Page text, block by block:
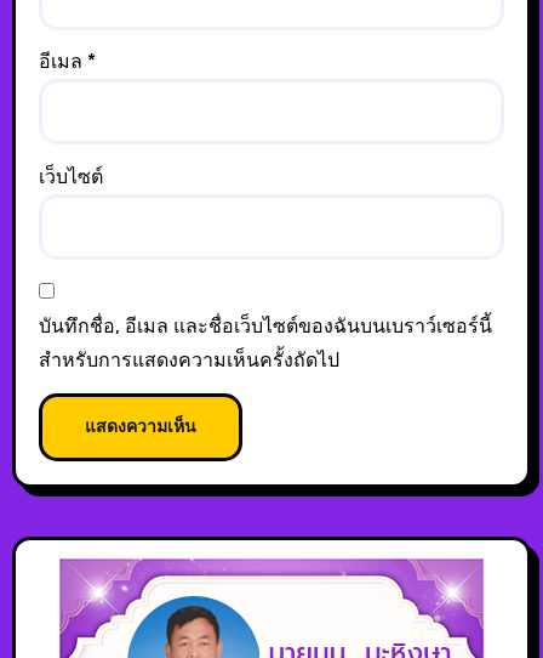
อีเมล *
เว็บไซต์
บันทึกชื่อ, อีเมล และชื่อเว็บไซต์ของฉันบนเบราว์เซอร์นี้
สำหรับการแสดงความเห็นครั้งถัดไป